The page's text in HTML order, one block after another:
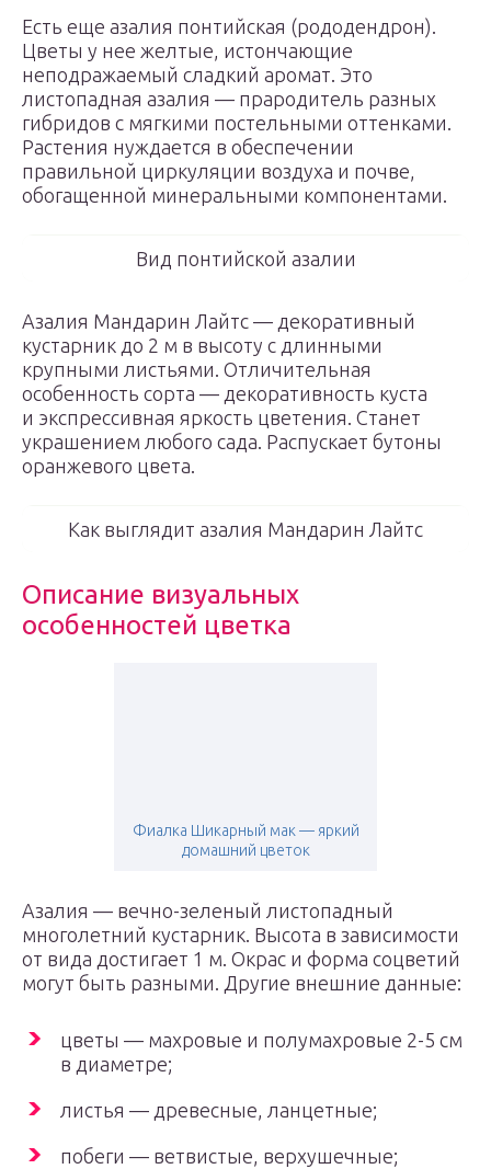
Есть еще азалия понтийская (рододендрон).
Цветы у нее желтые, истончающие
неподражаемый сладкий аромат. Это
листопадная азалия — прародитель разных
гибридов с мягкими постельными оттенками.
Растения нуждается в обеспечении
правильной циркуляции воздуха и почве,
обогащенной минеральными компонентами.
Вид понтийской азалии
Азалия Мандарин Лайтс — декоративный
кустарник до 2 м в высоту с длинными
крупными листьями. Отличительная
особенность сорта — декоративность куста
и экспрессивная яркость цветения. Станет
украшением любого сада. Распускает бутоны
оранжевого цвета.
Как выглядит азалия Мандарин Лайтс
Описание визуальных
особенностей цветка
Фиалка Шикарный мак — яркий
домашний цветок
Азалия — вечно-зеленый листопадный
многолетний кустарник. Высота в зависимости
от вида достигает 1 м. Окрас и форма соцветий
могут быть разными. Другие внешние данные:
цветы — махровые и полумахровые 2-5 см
в диаметре;
листья — древесные, ланцетные;
побеги — ветвистые, верхушечные;